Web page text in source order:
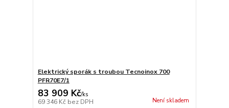
Elektrický sporák s troubou Tecnoinox 700
PFR70E7/1
83 909 Kč/ks
69 346 Kč bez DPH Není skladem